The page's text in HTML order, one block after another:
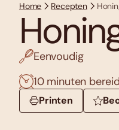
Home Recepten
Eenvoudig
10 minuten
Printen